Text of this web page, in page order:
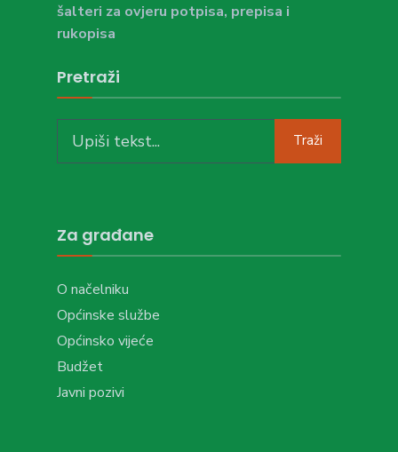
šalteri za ovjeru potpisa, prepisa i
rukopisa
Pretraži
for:
Traži
Za građane
O načelniku
Općinske službe
Općinsko vijeće
Budžet
Javni pozivi